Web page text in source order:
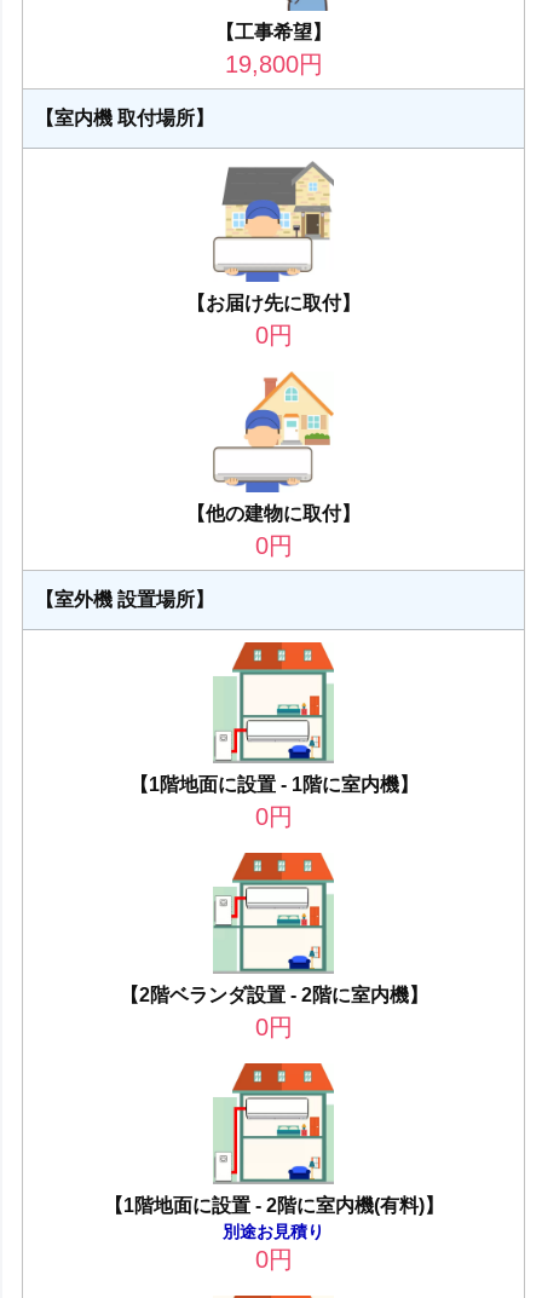
【工事希望】
19,800円
【室内機 取付場所】
【お届け先に取付】
0円
【他の建物に取付】
0円
【室外機 設置場所】
【1階地面に設置 - 1階に室内機】
0円
【2階ベランダ設置 - 2階に室内機】
0円
【1階地面に設置 - 2階に室内機(有料)】
別途お見積り
0円